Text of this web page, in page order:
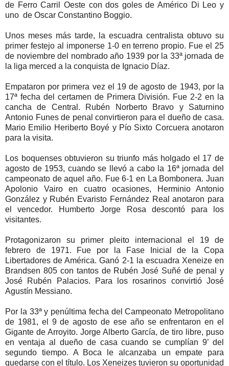
de Ferro Carril Oeste con dos goles de Américo Di Leo y
uno de Oscar Constantino Boggio.
Unos meses más tarde, la escuadra centralista obtuvo su
primer festejo al imponerse 1-0 en terreno propio. Fue el 25
de noviembre del nombrado año 1939 por la 33ª jornada de
la liga merced a la conquista de Ignacio Díaz.
Empataron por primera vez el 19 de agosto de 1943, por la
17ª fecha del certamen de Primera División. Fue 2-2 en la
cancha de Central. Rubén Norberto Bravo y Saturnino
Antonio Funes de penal convirtieron para el dueño de casa.
Mario Emilio Heriberto Boyé y Pío Sixto Corcuera anotaron
para la visita.
Los boquenses obtuvieron su triunfo más holgado el 17 de
agosto de 1953, cuando se llevó a cabo la 16ª jornada del
campeonato de aquel año. Fue 6-1 en La Bombonera. Juan
Apolonio Vairo en cuatro ocasiones, Herminio Antonio
González y Rubén Evaristo Fernández Real anotaron para
el vencedor. Humberto Jorge Rosa descontó para los
visitantes.
Protagonizaron su primer pleito internacional el 19 de
febrero de 1971. Fue por la Fase Inicial de la Copa
Libertadores de América. Ganó 2-1 la escuadra Xeneize en
Brandsen 805 con tantos de Rubén José Suñé de penal y
José Rubén Palacios. Para los rosarinos convirtió José
Agustín Messiano.
Por la 33ª y penúltima fecha del Campeonato Metropolitano
de 1981, el 9 de agosto de ese año se enfrentaron en el
Gigante de Arroyito. Jorge Alberto García, de tiro libre, puso
en ventaja al dueño de casa cuando se cumplían 9’ del
segundo tiempo. A Boca le alcanzaba un empate para
quedarse con el título. Los Xeneizes tuvieron su oportunidad